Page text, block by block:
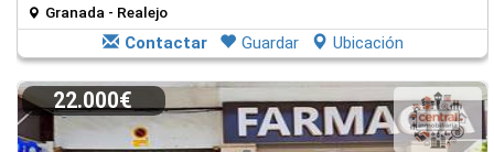
Granada - Realejo
Contactar Guardar Ubicación
22.000€